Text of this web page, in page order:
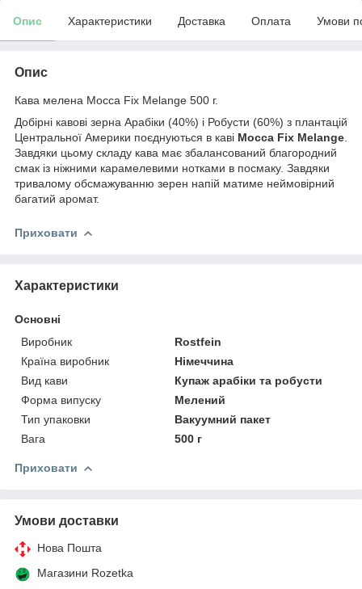
Опис Характеристики Доставка Оплата Умови
Опис
Кава мелена Mocca Fix Melange 500 г.
Добірні кавові зерна Арабіки (40%) і Робусти (60%) з плантацій
Центральної Америки поєднуються в каві Mocca Fix Melange
Завдяки цьому складу кава має збалансований благородний
смак із ніжними карамелевими нотками в посмаку. Завдяки
тривалому обсмажуванню зерен напій матиме неймовірний
багатий аромат.
Приховати
Характеристики
Основні
Виробник
Rostfein
Країна виробник
Німеччина
Вид кави
Купаж арабіки та робусти
Форма випуску
Мелений
Тип упаковки
Вакуумний пакет
Вага
500 г
Приховати
Умови доставки
Нова Пошта
Магазини Rozetka